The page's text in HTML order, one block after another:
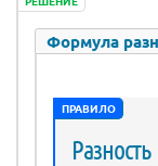
Формула
ПРАВИЛО